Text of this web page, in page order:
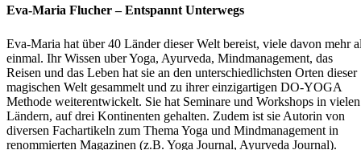
Eva-Maria Flucher – Entspannt Unterwegs
Eva-Maria hat über 40 Länder dieser Welt bereist, viele davon mehr
einmal. Ihr Wissen uber Yoga, Ayurveda, Mindmanagement, das
Reisen und das Leben hat sie an den unterschiedlichsten Orten dieser
magischen Welt gesammelt und zu ihrer einzigartigen DO-YOGA
Methode weiterentwickelt. Sie hat Seminare und Workshops in vielen
Ländern, auf drei Kontinenten gehalten. Zudem ist sie Autorin von
diversen Fachartikeln zum Thema Yoga und Mindmanagement in
renommierten Magazinen (z.B. Yoga Journal, Ayurveda Journal).